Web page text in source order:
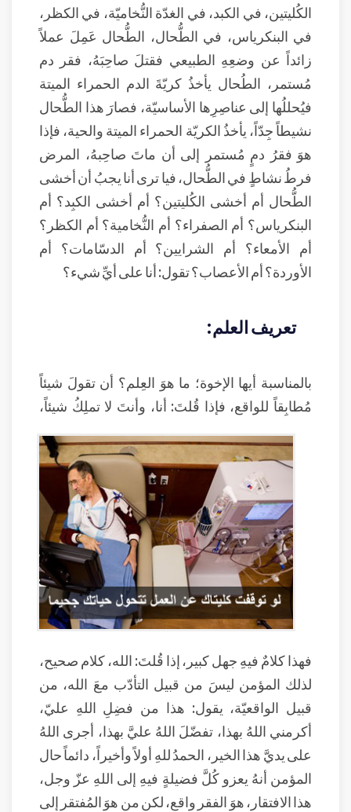
الكُليتين، في الكبد، في الغدّة النُّخاميّة، في الكظر،
في البنكرياس، في الطُّحال، الطُّحال عَمِلَ عملاً
زائداً عن وضعِهِ الطبيعي فقتلَ صاحِبَهُ، فقر دم
مُستمر، الطُحال يأخذُ كريّةَ الدم الحمراء الميتة
فيُحللُها إلى عناصِرِها الأساسيّة، فصارَ هذا الطُّحال
نشيطاً جِدّاً، يأخذُ الكريّة الحمراء الميتة والحية، فإذا
هوَ فقرُ دمٍ مُستمر إلى أن ماتَ صاحِبهُ، المرض
فرطُ نشاطٍ في الطُّحال، فيا ترى أنا يجبُ أن أخشى
الطُّحال أم أخشى الكُليتين؟ أم أخشى الكبِد؟ أم
البنكرياس؟ أم الصفراء؟ أم النُّخامية؟ أم الكظر؟
أم الأمعاء؟ أم الشرايين؟ أم الدسّامات؟ أم
الأوردة؟ أم الأعصاب؟ تقول: أنا على أيِّ شيء؟
تعريف العلم:
بالمناسبة أيها الإخوة؛ ما هوَ العِلم؟ أن تقولَ شيئاً
مُطابِقاً للواقع، فإذا قُلتَ: أنا، وأنتَ لا تملِكُ شيئاً،
فهذا كلامٌ فيهِ جهل كبير، إذا قُلتَ: الله، كلام صحيح،
لذلك المؤمن ليسَ من قبيل التأدّب معَ الله، من
قبيل الواقعيّة، يقول: هذا من فضِلِ اللهِ عليّ،
أكرمني اللهُ بهذا، تفضّلَ اللهُ عليَّ بهذا، أجرى اللهُ
على يديَّ هذا الخير، الحمدُ للهِ أولاً وأخيراً، دائماً حال
المؤمن أنهُ يعزو كُلَّ فضيلةٍ فيهِ إلى اللهِ عزّ وجل،
هذا الافتقار، هوَ الفقر واقع، لكن من هوَ المُفتقر إلى